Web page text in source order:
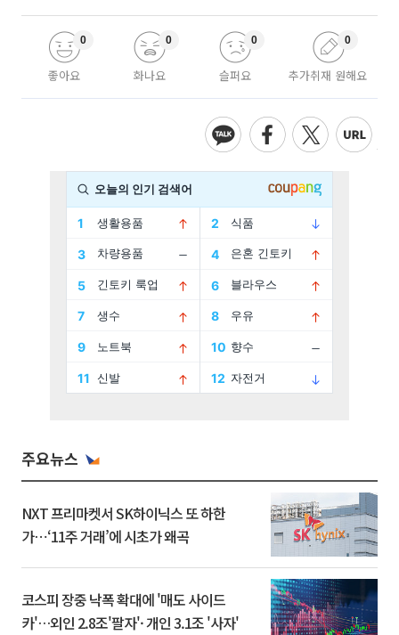
좋아요
0
화나요
0
슬퍼요
0
추가취재 원해요
0
주요뉴스
NXT 프리마켓서 SK하이닉스 또 하한
가⋯‘11주 거래’에 시초가 왜곡
코스피 장중 낙폭 확대에 '매도 사이드
카'…외인 2.8조'팔자'· 개인 3.1조 '사자'